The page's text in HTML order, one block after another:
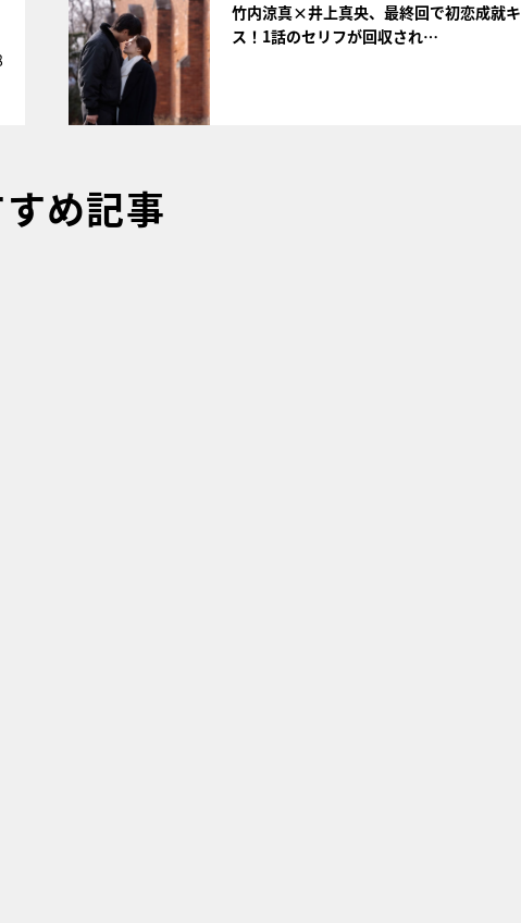
竹内涼真×井上真央、最終回で初恋成就キ
ス！1話のセリフが回収され…
め記事